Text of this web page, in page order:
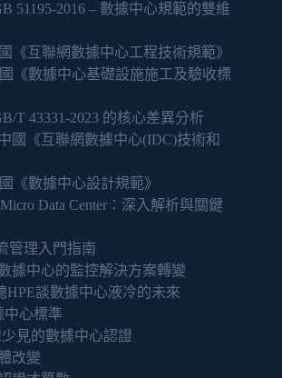
51195-2016 – 數據中心規範的雙維
《互聯網數據中心工程技術規範》
《數據中心基礎設施施工及驗收標
T 43331-2023 的核心差異分析
國《互聯網數據中心(IDC)技術和
《數據中心設計規範》
Micro Data Center：深入解析與關鍵
管理入門指南
據中心的監控解決方案轉變
HPE談數據中心液冷的未來
中心標準
見的數據中心認證
改變